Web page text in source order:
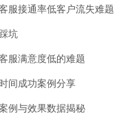
服接通率低客户流失难题
坑
服满意度低的难题
间成功案例分享
例与效果数据揭秘